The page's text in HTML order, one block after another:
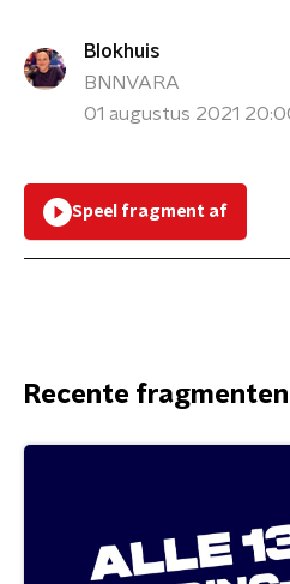
Blokhuis
BNNVARA
01 augustus 2021
Speel fragment af
Recente fragmenten